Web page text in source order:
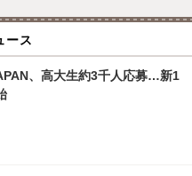
ース
、高大生約3千人応募…新1